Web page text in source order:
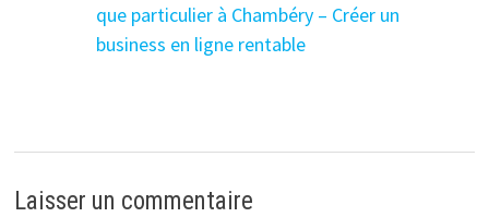
que particulier à Chambéry – Créer un
business en ligne rentable
Laisser un commentaire